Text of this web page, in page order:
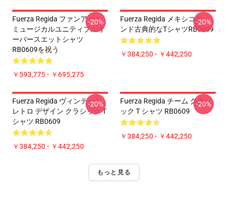
Fuerza Regida ファンアート:
ミュージカルユニティプルオ
ーバースエットシャツ
RB0609を祝う
￥593,775 - ￥695,275
-20%
Fuerza Regida メキシコのバ
ンド古典的なTシャツRB0609
￥384,250 - ￥442,250
-20%
Fuerza Regida ヴィンテージ
レトロ デザイン クラシック T
シャツ RB0609
￥384,250 - ￥442,250
-20%
Fuerza Regida チーム クラシ
ック T シャツ RB0609
￥384,250 - ￥442,250
-20%
もっと見る